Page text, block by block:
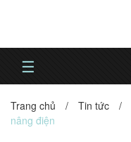
☰
Trang chủ / Tin tức /
nâng điện